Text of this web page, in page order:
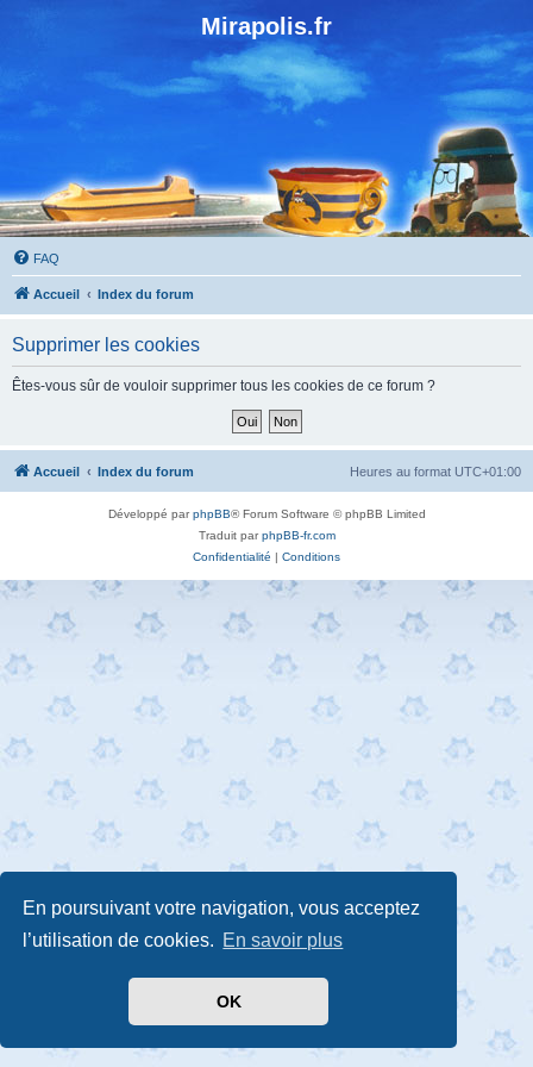
En poursuivant votre navigation, vous acceptez
l’utilisation de cookies. En savoir plus
OK
Mirapolis.fr
FAQ
Accueil Index du forum
Supprimer les cookies
Êtes-vous sûr de vouloir supprimer tous les cookies de ce forum ?
Accueil Index du forum Heures au format UTC+01:00
Développé parphpBB® Forum Software © phpBB Limited
Traduit parphpBB-fr.com
Confidentialité | Conditions